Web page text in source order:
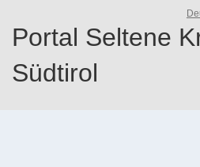
zum
Inhalt
Portal Seltene
Südtirol